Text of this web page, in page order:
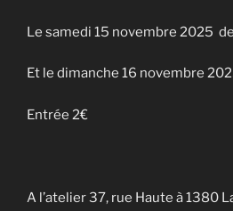
Le samedi 15 novembre 2025 de
Et le dimanche 16 novembre
Entrée 2€
A l’atelier 37, rue Haute à 1380